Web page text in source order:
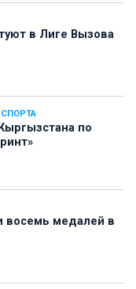
в Лиге Вызова
по
восемь медалей в